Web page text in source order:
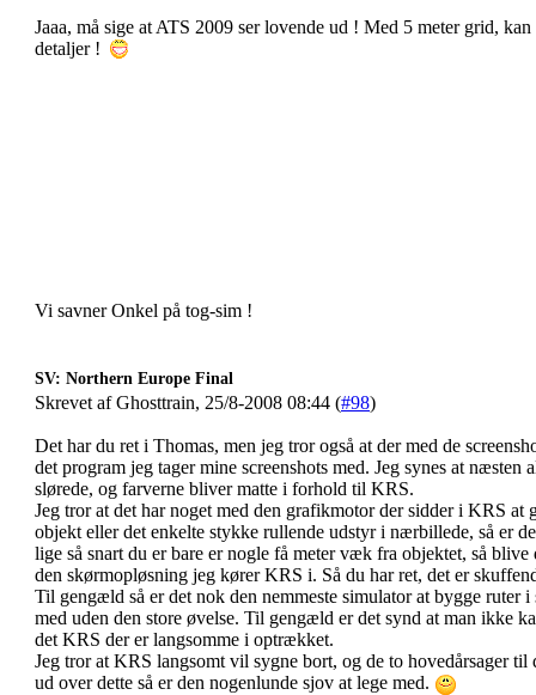
Jaaa, må sige at ATS 2009 ser lovende ud ! Med 5 meter grid,
detaljer !
Vi savner Onkel på tog-sim !
SV: Northern Europe Final
Skrevet af Ghosttrain, 25/8-2008 08:44 (#98)
Det har du ret i Thomas, men jeg tror også at der med de
det program jeg tager mine screenshots med. Jeg synes at
slørede, og farverne bliver matte i forhold til KRS.
Jeg tror at det har noget med den grafikmotor der sidder i KRS
objekt eller det enkelte stykke rullende udstyr i nærbillede, så er
lige så snart du er bare er nogle få meter væk fra objektet, så
den skørmopløsning jeg kører KRS i. Så du har ret, det er
Til gengæld så er det nok den nemmeste simulator at bygge ruter
med uden den store øvelse. Til gengæld er det synd at man ikke
det KRS der er langsomme i optrækket.
Jeg tror at KRS langsomt vil sygne bort, og de to hovedårsager
ud over dette så er den nogenlunde sjov at lege med.